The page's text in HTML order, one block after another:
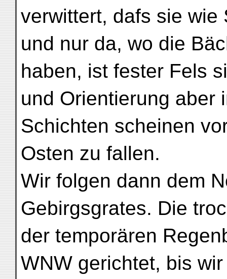
verwittert, dafs sie wie
und nur da, wo die
haben, ist fester Fels
und Orientierung aber
Schichten scheinen
Osten zu fallen.
Wir folgen dann dem
Gebirgsgrates. Die
der temporären
WNW gerichtet, bis